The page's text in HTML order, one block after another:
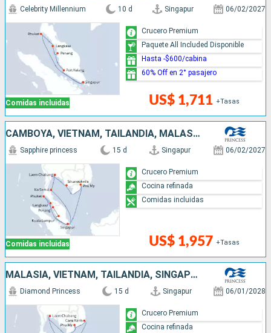
Comidas incluidas
Celebrity Millennium 10 d Singapur 06/02/2027
US$ 1,711 +Tasas
Crucero Premium
Paquete All Included Disponible
Hasta -$600/cabina
60% Off en 2° pasajero
CAMBOYA, VIETNAM, TAILANDIA, MALASIA, SINGAPUR
Comidas incluidas
Sapphire princess 15 d Singapur 06/02/2027
US$ 1,957 +Tasas
Crucero Premium
Cocina refinada
Comidas incluidas
MALASIA, VIETNAM, TAILANDIA, SINGAPUR
Diamond Princess 15 d Singapur 06/01/2028
Crucero Premium
Cocina refinada